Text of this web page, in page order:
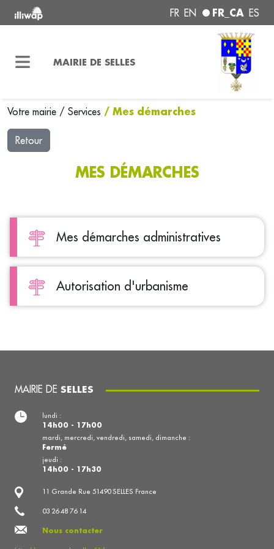
FR EN FR_CA ES
MAIRIE DE SELLES
Votre mairie / Services / Mes démarches
Retour
MES DÉMARCHES
Mes démarches administratives
Autorisation d'urbanisme
MAIRIE DE SELLES
11 Grande Rue 51490 SELLES France
03 26 48 76 14
Nous contacter
lundi :
14h00 - 17h00
mardi, mercredi, vendredi, samedi, dimanche :
Fermé
jeudi :
14h00 - 17h30